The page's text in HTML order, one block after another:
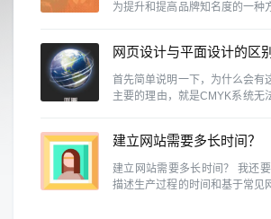
为提升和提高品牌知名度的一种
网页设计与平面设计的区别
首先简单说明一下，为什么会有
主要的理由，就是CMYK系统无
建立网站需要多长时间？
建立网站需要多长时间？ 我还要注意什么？ 以下将
描述生产过程的时间和基于常见